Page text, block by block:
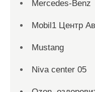
Mercedes-Benz
Mobil1 Центр
Mustang
Niva center 05